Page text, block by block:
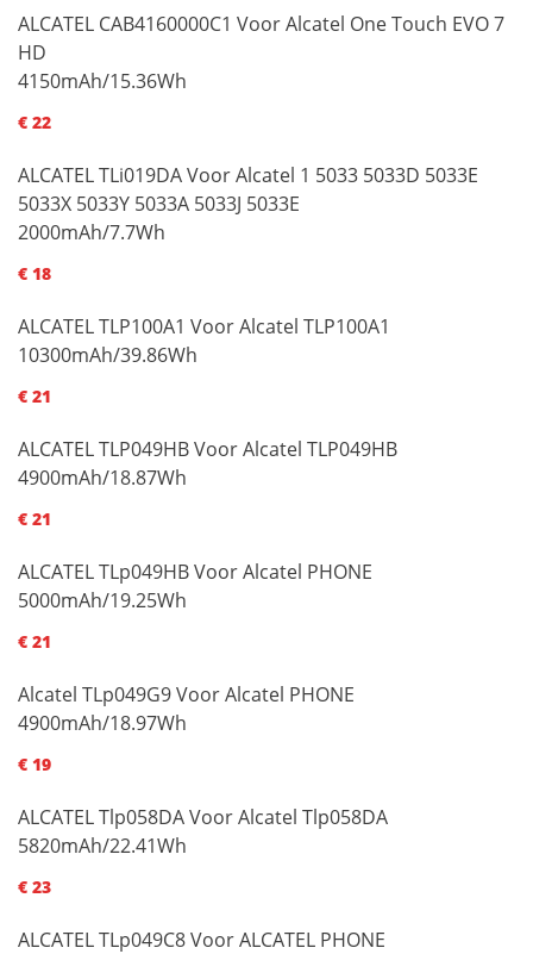
ALCATEL CAB4160000C1 Voor Alcatel One Touch EVO 7
HD
4150mAh/15.36Wh
€ 22
ALCATEL TLi019DA Voor Alcatel 1 5033 5033D 5033E
5033X 5033Y 5033A 5033J 5033E
2000mAh/7.7Wh
€ 18
ALCATEL TLP100A1 Voor Alcatel TLP100A1
10300mAh/39.86Wh
€ 21
ALCATEL TLP049HB Voor Alcatel TLP049HB
4900mAh/18.87Wh
€ 21
ALCATEL TLp049HB Voor Alcatel PHONE
5000mAh/19.25Wh
€ 21
Alcatel TLp049G9 Voor Alcatel PHONE
4900mAh/18.97Wh
€ 19
ALCATEL Tlp058DA Voor Alcatel Tlp058DA
5820mAh/22.41Wh
€ 23
ALCATEL TLp049C8 Voor ALCATEL PHONE